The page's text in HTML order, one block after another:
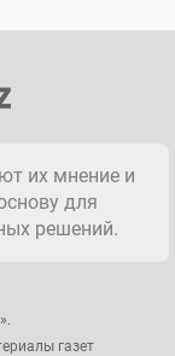
их мнение и
для
решений.
газет